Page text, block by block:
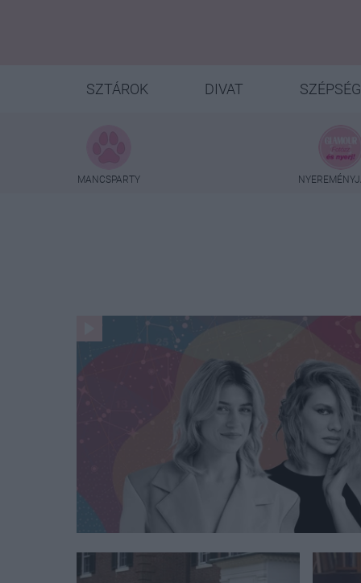
SZTÁROK DIVAT SZÉPSÉG
MANCSPARTY